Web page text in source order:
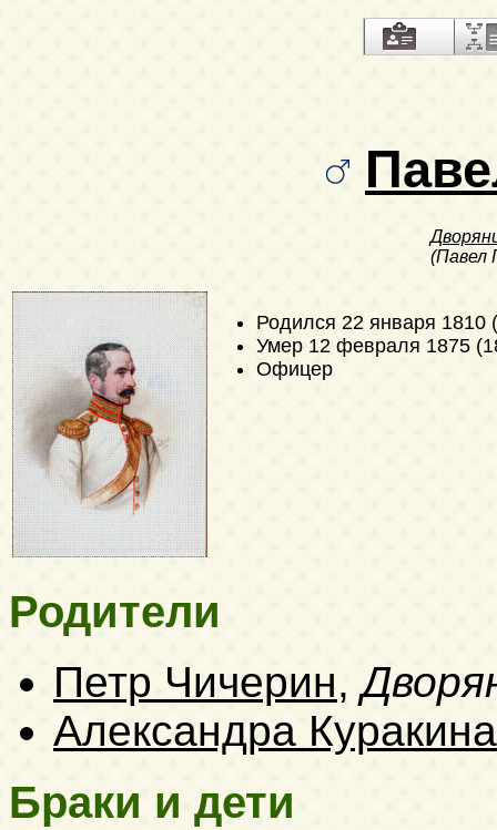
(Павел
Родился 22 января 1810
Умер 12 февраля 1875
Офицер
Родители
Петр Чичерин,
Александра Куракина
Браки и дети